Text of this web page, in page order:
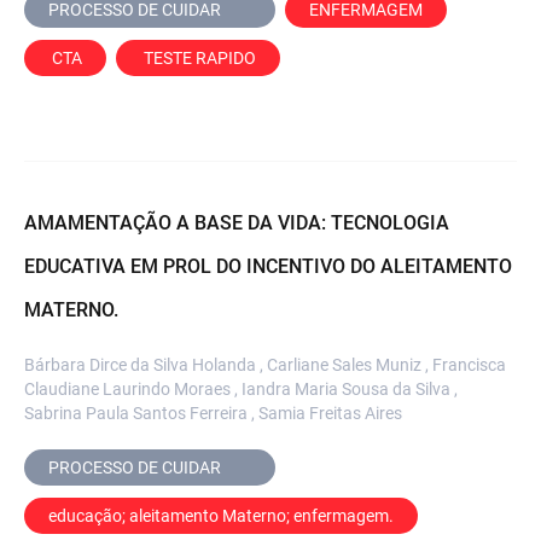
ENFERMAGEM
CTA TESTE RAPIDO
AMAMENTAÇÃO A BASE DA VIDA: TECNOLOGIA
EDUCATIVA EM PROL DO INCENTIVO DO ALEITAMENTO
MATERNO.
Bárbara Dirce da Silva Holanda , Carliane Sales Muniz , Francisca
Claudiane Laurindo Moraes , Iandra Maria Sousa da Silva ,
Sabrina Paula Santos Ferreira , Samia Freitas Aires
educação; aleitamento Materno; enfermagem.